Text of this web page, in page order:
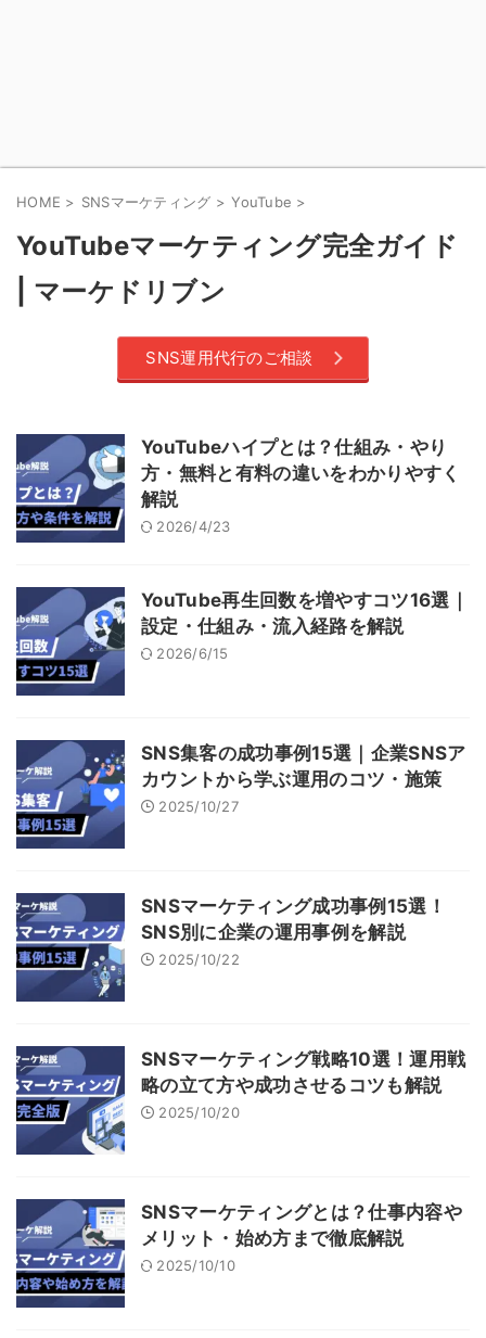
HOME > SNSマーケティング > YouTube >
YouTubeマーケティング完全ガイド
| マーケドリブン
SNS運用代行のご相談
YouTubeハイプとは？仕組み・やり
方・無料と有料の違いをわかりやすく
解説
2026/4/23
YouTube再生回数を増やすコツ16選｜
設定・仕組み・流入経路を解説
2026/6/15
SNS集客の成功事例15選｜企業SNSア
カウントから学ぶ運用のコツ・施策
2025/10/27
SNSマーケティング成功事例15選！
SNS別に企業の運用事例を解説
2025/10/22
SNSマーケティング戦略10選！運用戦
略の立て方や成功させるコツも解説
2025/10/20
SNSマーケティングとは？仕事内容や
メリット・始め方まで徹底解説
2025/10/10